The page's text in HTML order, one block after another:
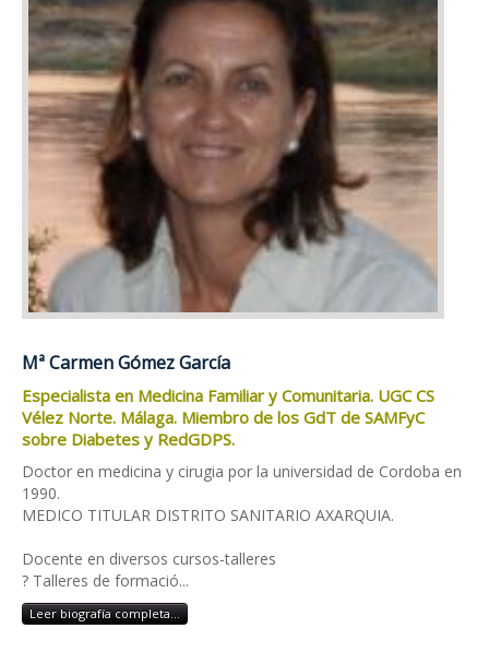
Mª Carmen Gómez García
Especialista en Medicina Familiar y Comunitaria. UGC CS
Vélez Norte. Málaga. Miembro de los GdT de SAMFyC
sobre Diabetes y RedGDPS.
Doctor en medicina y cirugia por la universidad de Cordoba en
1990.
MEDICO TITULAR DISTRITO SANITARIO AXARQUIA.
Docente en diversos cursos-talleres
? Talleres de formació...
Leer biografía completa...